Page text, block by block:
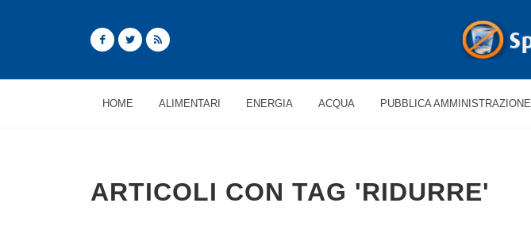
HOME ALIMENTARI ENERGIA ACQUA PUBBLICA AMMINISTRAZIONE
ARTICOLI CON TAG 'RIDURRE'